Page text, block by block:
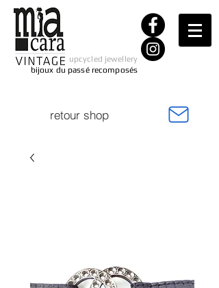
upcycled jewellery
bijoux du passé recomposés
retour shop